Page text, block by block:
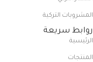
المشروبات التركية
روابط سريعة
الرئيسية
المنتجات